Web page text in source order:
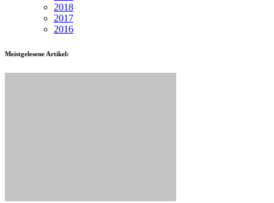
2018
2017
2016
Meistgelesene Artikel: